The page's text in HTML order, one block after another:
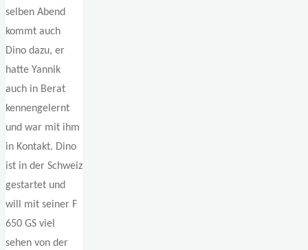
selben Abend
kommt auch
Dino dazu, er
hatte Yannik
auch in Berat
kennengelernt
und war mit ihm
in Kontakt. Dino
ist in der Schweiz
gestartet und
will mit seiner F
650 GS viel
sehen von der